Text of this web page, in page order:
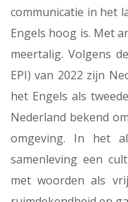
communicatie in het
Engels hoog is. Met
meertalig. Volgens
EPI) van 2022 zijn
het Engels als
Nederland bekend
omgeving. In het
samenleving een
met woorden als